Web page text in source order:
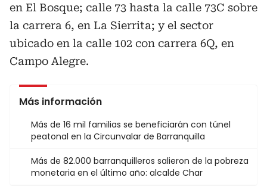
en El Bosque; calle 73 hasta la calle 73C sobre
la carrera 6, en La Sierrita; y el sector
ubicado en la calle 102 con carrera 6Q, en
Campo Alegre.
Más información
Más de 16 mil familias se beneficiarán con túnel
peatonal en la Circunvalar de Barranquilla
Más de 82.000 barranquilleros salieron de la pobreza
monetaria en el último año: alcalde Char